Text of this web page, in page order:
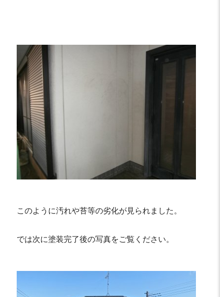
このように汚れや苔等の劣化が見られました。
では次に塗装完了後の写真をご覧ください。